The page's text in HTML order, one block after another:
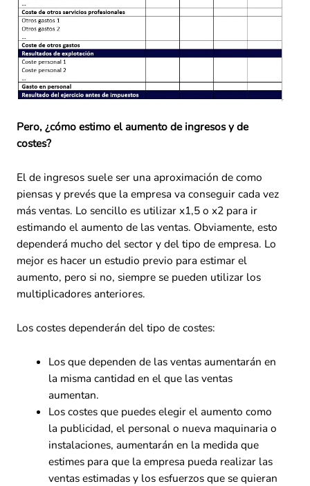
Pero, ¿cómo estimo el aumento de ingresos y de
costes?
El de ingresos suele ser una aproximación de como
piensas y prevés que la empresa va conseguir cada vez
más ventas. Lo sencillo es utilizar x1,5 o x2 para ir
estimando el aumento de las ventas. Obviamente, esto
dependerá mucho del sector y del tipo de empresa. Lo
mejor es hacer un estudio previo para estimar el
aumento, pero si no, siempre se pueden utilizar los
multiplicadores anteriores.
Los costes dependerán del tipo de costes:
Los que dependen de las ventas aumentarán en
la misma cantidad en el que las ventas
aumentan.
Los costes que puedes elegir el aumento como
la publicidad, el personal o nueva maquinaria o
instalaciones, aumentarán en la medida que
estimes para que la empresa pueda realizar las
ventas estimadas y los esfuerzos que se quieran